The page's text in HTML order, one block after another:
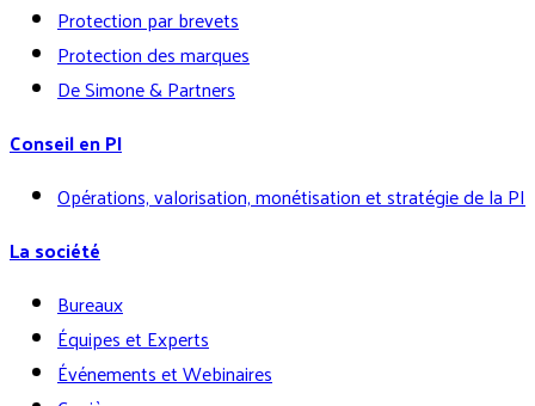
Protection par brevets
Protection des marques
De Simone & Partners
Conseil en PI
Opérations, valorisation, monétisation et stratégie de la PI
La société
Bureaux
Équipes et Experts
Événements et Webinaires